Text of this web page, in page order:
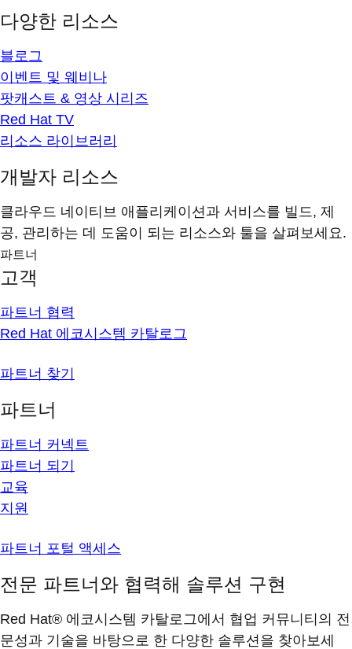
다양한 리소스
블로그
이벤트 및 웨비나
팟캐스트 & 영상 시리즈
Red Hat TV
리소스 라이브러리
개발자 리소스
클라우드 네이티브 애플리케이션과 서비스를 빌드, 제
공, 관리하는 데 도움이 되는 리소스와 툴을 살펴보세요.
파트너
고객
파트너 협력
Red Hat 에코시스템 카탈로그
파트너 찾기
파트너
파트너 커넥트
파트너 되기
교육
지원
파트너 포털 액세스
전문 파트너와 협력해 솔루션 구현
Red Hat® 에코시스템 카탈로그에서 협업 커뮤니티의 전
문성과 기술을 바탕으로 한 다양한 솔루션을 찾아보세